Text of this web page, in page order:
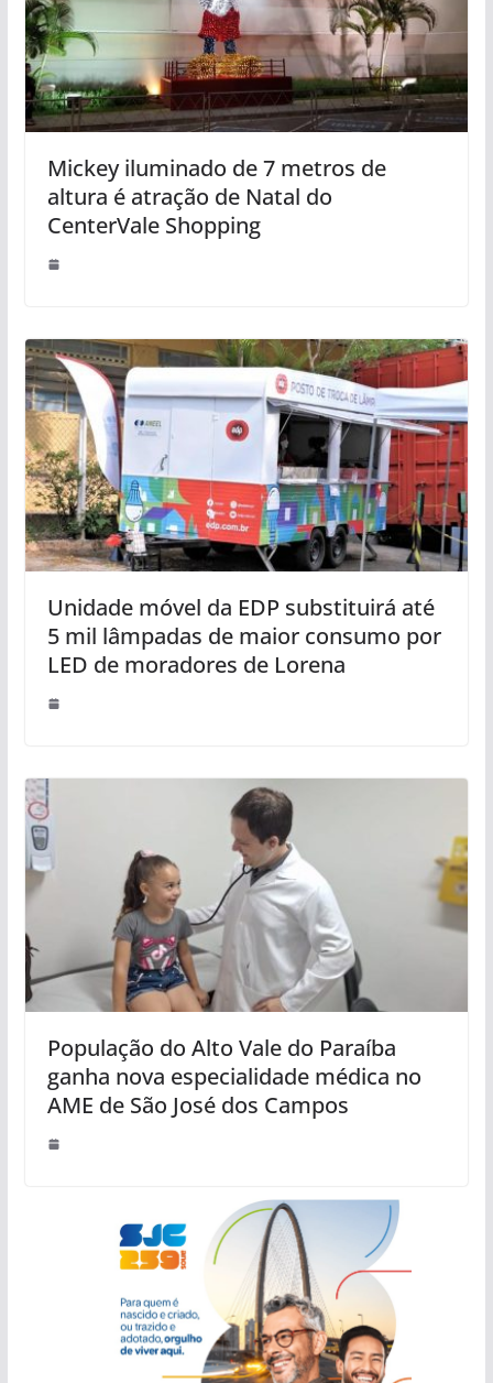
Mickey iluminado de 7 metros de
altura é atração de Natal do
CenterVale Shopping
Unidade móvel da EDP substituirá até
5 mil lâmpadas de maior consumo por
LED de moradores de Lorena
População do Alto Vale do Paraíba
ganha nova especialidade médica no
AME de São José dos Campos